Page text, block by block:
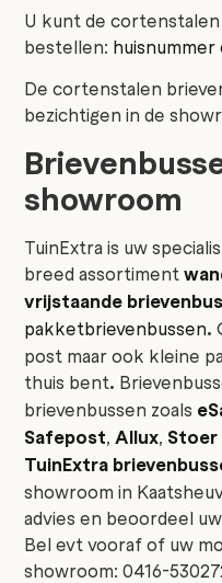
U kunt de
bestellen:
De cortenstalen
bezichtigen in de
showroom
TuinExtra is uw
breed assortiment
vrijstaande
pakketbrievenbussen.
post maar ook kleine
thuis bent.
brievenbussen zoals
Safepost, Allux, Stoer
TuinExtra
showroom in
advies en beoordeel
Bel evt vooraf of uw
showroom: 0416-